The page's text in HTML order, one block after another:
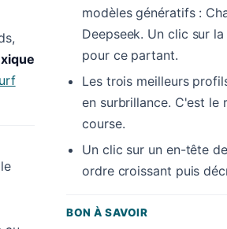
modèles génératifs :
Deepseek. Un clic sur
pour ce partant.
Les trois meilleurs
en surbrillance. C'est le
course.
Un clic sur un en-tête
ordre croissant puis
BON À SAVOIR